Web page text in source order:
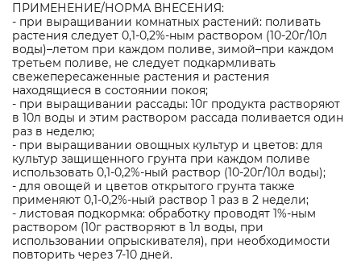
ПРИМЕНЕНИЕ/НОРМА ВНЕСЕНИЯ:
- при выращивании комнатных растений: поливать
растения следует 0,1-0,2%-ным раствором (10-20г/10л
воды)–летом при каждом поливе, зимой–при каждом
третьем поливе, не следует подкармливать
свежепересаженные растения и растения
находящиеся в состоянии покоя;
- при выращивании рассады: 10г продукта растворяют
в 10л воды и этим раствором рассада поливается один
раз в неделю;
- при выращивании овощных культур и цветов: для
культур защищенного грунта при каждом поливе
использовать 0,1-0,2%-ный раствор (10-20г/10л воды);
- для овощей и цветов открытого грунта также
применяют 0,1-0,2%-ный раствор 1 раз в 2 недели;
- листовая подкормка: обработку проводят 1%-ным
раствором (10г растворяют в 1л воды, при
использовании опрыскивателя), при необходимости
повторить через 7-10 дней.